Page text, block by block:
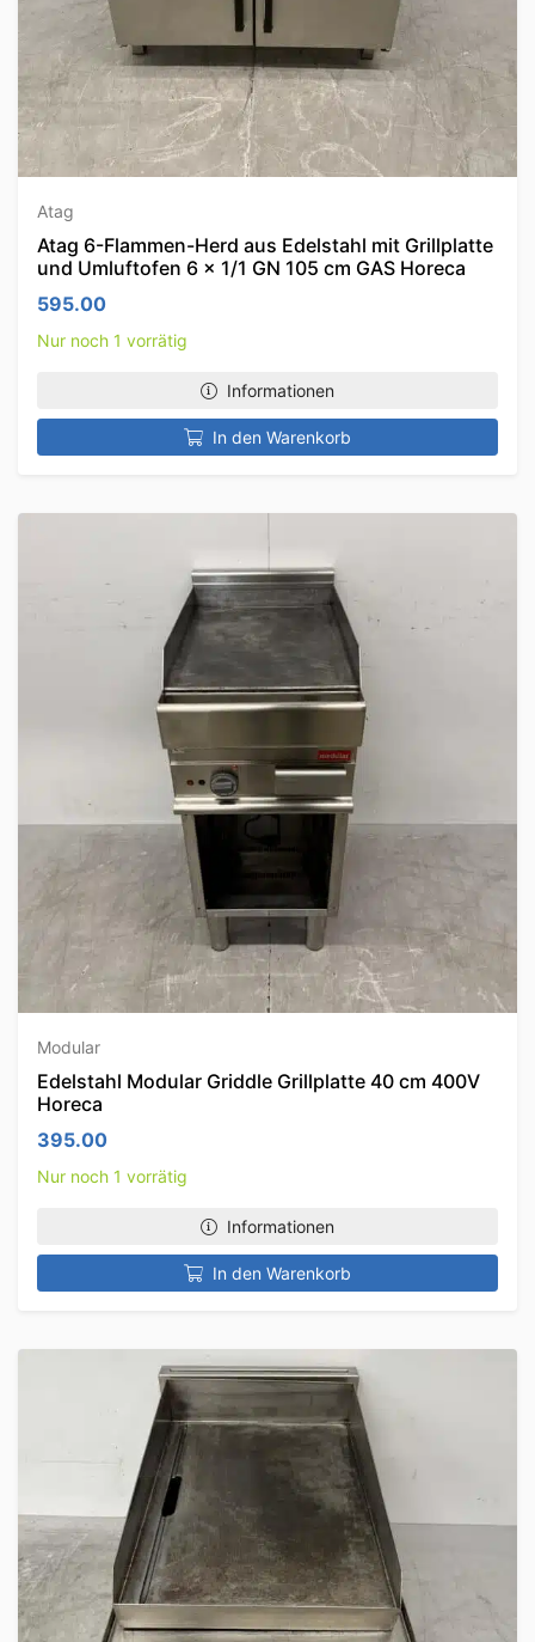
Atag
Atag 6-Flammen-Herd aus Edelstahl mit Grillplatte
und Umluftofen 6 x 1/1 GN 105 cm GAS Horeca
595.00
Nur noch 1 vorrätig
Informationen
In den Warenkorb
Modular
Edelstahl Modular Griddle Grillplatte 40 cm 400V
Horeca
395.00
Nur noch 1 vorrätig
Informationen
In den Warenkorb